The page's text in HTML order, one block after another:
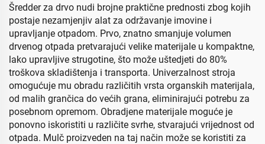
Šredder za drvo nudi brojne praktične prednosti zbog kojih
postaje nezamjenjiv alat za održavanje imovine i
upravljanje otpadom. Prvo, znatno smanjuje volumen
drvenog otpada pretvarajući velike materijale u kompaktne,
lako upravljive strugotine, što može uštedjeti do 80%
troškova skladištenja i transporta. Univerzalnost stroja
omogućuje mu obradu različitih vrsta organskih materijala,
od malih grančica do većih grana, eliminirajući potrebu za
posebnom opremom. Obradjene materijale moguće je
ponovno iskoristiti u različite svrhe, stvarajući vrijednost od
otpada. Mulč proizveden na taj način može se koristiti za